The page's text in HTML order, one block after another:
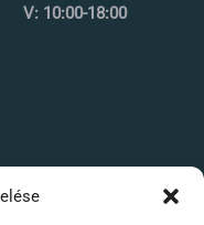
10:00-18:00